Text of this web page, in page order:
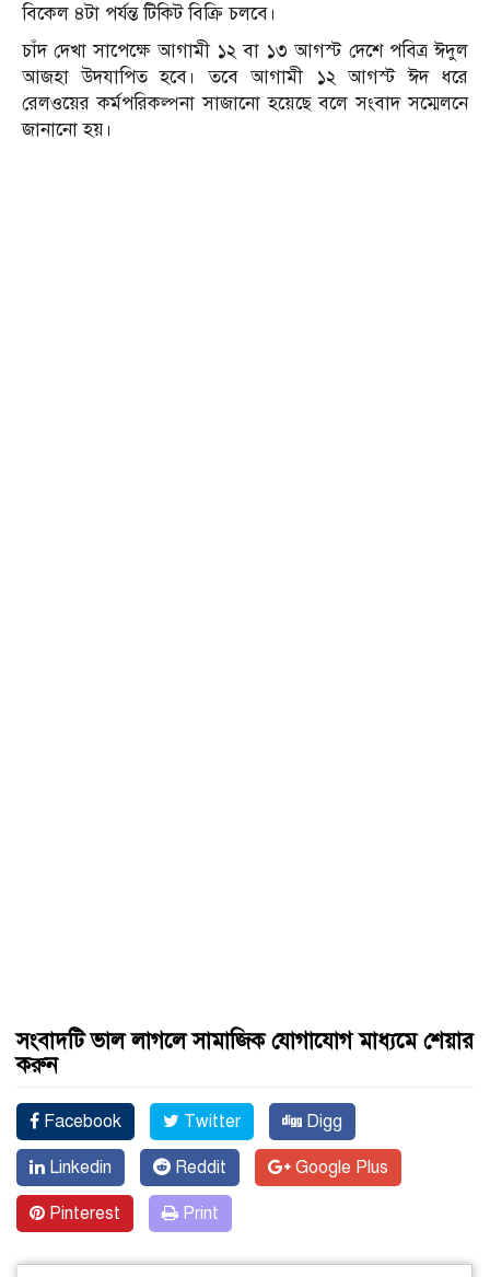
বিকেল ৪টা পর্যন্ত টিকিট বিক্রি চলবে।
চাঁদ দেখা সাপেক্ষে আগামী ১২ বা ১৩ আগস্ট দেশে পবিত্র ঈদুল
আজহা উদযাপিত হবে। তবে আগামী ১২ আগস্ট ঈদ ধরে
রেলওয়ের কর্মপরিকল্পনা সাজানো হয়েছে বলে সংবাদ সম্মেলনে
জানানো হয়।
সংবাদটি ভাল লাগলে সামাজিক যোগাযোগ মাধ্যমে শেয়ার
করুন
Facebook Twitter Digg
Linkedin Reddit Google Plus
Pinterest Print